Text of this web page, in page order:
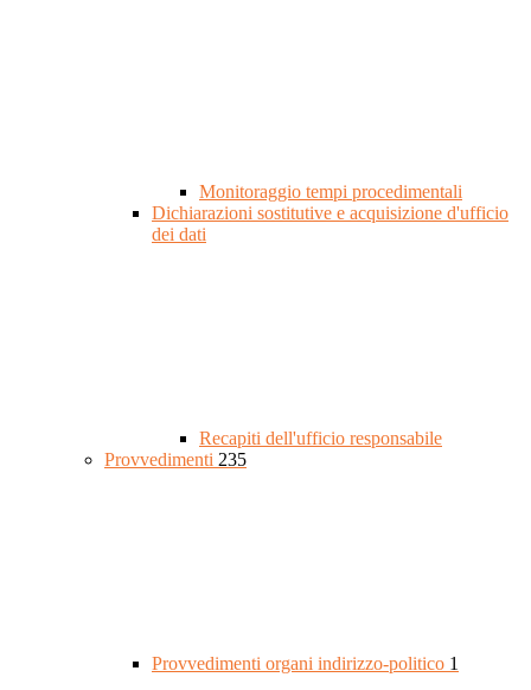
Monitoraggio tempi procedimentali
Dichiarazioni sostitutive e acquisizione d'ufficio
dei dati
Recapiti dell'ufficio responsabile
Provvedimenti 235
Provvedimenti organi indirizzo-politico 1